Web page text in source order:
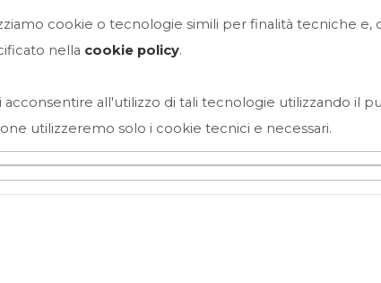
HAPPY
RADIO
cookie o tecnologie simili per finalità tecniche
nella cookie policy.
acconsentire all'utilizzo di tali tecnologie utilizzando il
utilizzeremo solo i cookie tecnici e necessari.